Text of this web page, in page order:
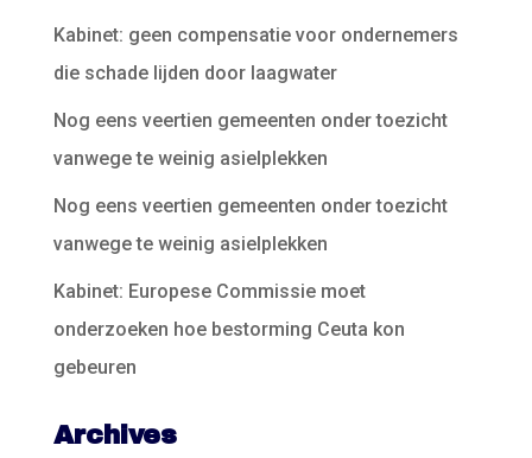
Kabinet: geen compensatie voor ondernemers
die schade lijden door laagwater
Nog eens veertien gemeenten onder toezicht
vanwege te weinig asielplekken
Nog eens veertien gemeenten onder toezicht
vanwege te weinig asielplekken
Kabinet: Europese Commissie moet
onderzoeken hoe bestorming Ceuta kon
gebeuren
Archives